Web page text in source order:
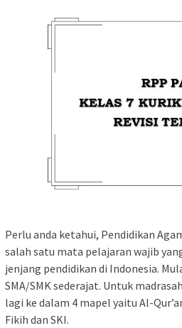
Perlu anda ketahui, Pendidikan
salah satu mata pelajaran wajib
jenjang pendidikan di Indonesia.
SMA/SMK sederajat. Untuk
lagi ke dalam 4 mapel yaitu Al-
Fikih dan SKI.